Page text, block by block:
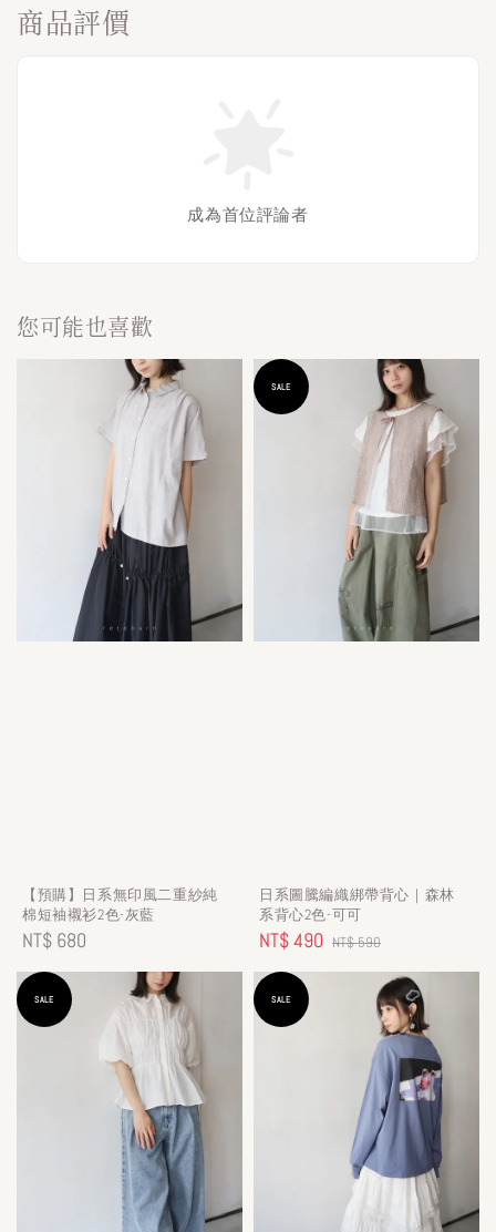
商品評價
成為首位評論者
您可能也喜歡
【預購】日系無印風二重紗純
棉短袖襯衫2色-灰藍
Regular
price
NT$ 680
SALE
日系圖騰編織綁帶背心｜森林
系背心2色-可可
Sale
price
NT$ 490 Regular
price
NT$ 590
SALE SALE